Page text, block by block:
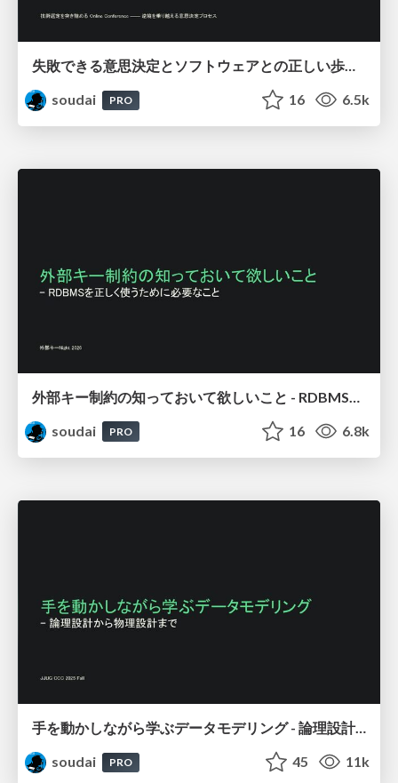
失敗できる意思決定とソフトウェアとの正しい歩き方_-_変化と向き合う選択肢/ Designing for Reversible Decisions
soudai
PRO 16 6.5k
soudai
PRO 16 6.8k
手を動かしながら学ぶデータモデリング - 論理設計から物理設計まで / Data modeling
soudai
PRO 45 11k